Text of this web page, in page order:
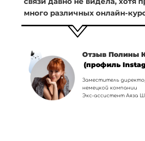
много различных онлайн-
Отзыв Полины
(профиль
Заместитель
немецкой компании
Экс-ассистент Аяза